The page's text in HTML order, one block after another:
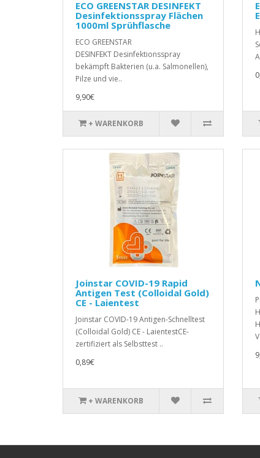
ECO GREENSTAR DESINFEKT
Desinfektionsspray Flächen
1000ml Sprühflasche
ECO GREENSTAR
DESINFEKT Desinfektionsspray
bekämpft Bakterien (u.a. Salmonellen),
Pilze und vie..
9,90€
+ WARENKORB
Joinstar COVID-19 Rapid
Antigen Test (Colloidal Gold)
CE - Laientest
Joinstar COVID-19 Antigen-Schnelltest
(Colloidal Gold) CE - LaientestCE-
zertifiziert als Selbsttest ..
0,89€
+ WARENKORB